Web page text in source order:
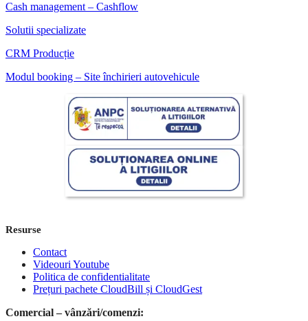
Cash management – Cashflow
Solutii specializate
CRM Producție
Modul booking – Site închirieri autovehicule
Resurse
Contact
Videouri Youtube
Politica de confidentialitate
Prețuri pachete CloudBill și CloudGest
Comercial – vânzări/comenzi: